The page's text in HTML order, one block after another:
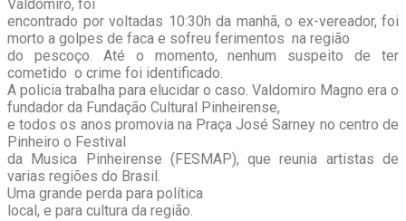
Valdomiro, foi
encontrado por voltadas 10:30h da manhã, o ex-vereador, foi
morto a golpes de faca e sofreu ferimentos na região
do pescoço. Até o momento, nenhum suspeito de ter
cometido o crime foi identificado.
A policia trabalha para elucidar o caso. Valdomiro Magno era o
fundador da Fundação Cultural Pinheirense,
e todos os anos promovia na Praça José Sarney no centro de
Pinheiro o Festival
da Musica Pinheirense (FESMAP), que reunia artistas de
varias regiões do Brasil.
Uma grande perda para política
local, e para cultura da região.